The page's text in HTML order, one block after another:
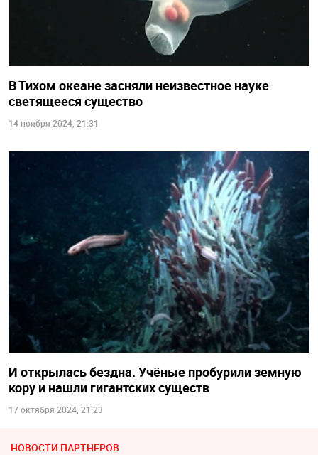
В Тихом океане засняли неизвестное науке
светящееся существо
14 ноября 2024, 21:31
И открылась бездна. Учёные пробурили земную
кору и нашли гигантских существ
17 октября 2024, 21:23
НОВОСТИ ПАРТНЕРОВ